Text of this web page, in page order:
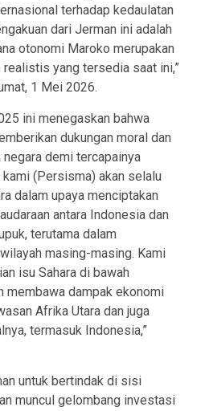
terhadap kedaulatan
dari Jerman ini adalah
otonomi Maroko merupakan
yang tersedia saat ini,”
1 Mei 2026.
ini menegaskan bahwa
dukungan moral dan
demi tercapainya
(Persisma) akan selalu
dalam upaya menciptakan
antara Indonesia dan
terutama dalam
masing-masing. Kami
isu Sahara di bawah
membawa dampak ekonomi
Afrika Utara dan juga
termasuk Indonesia,”
untuk bertindak di sisi
muncul gelombang investasi